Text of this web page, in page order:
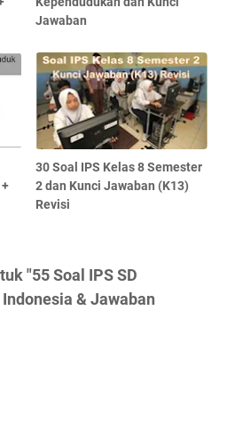
Jawaban
30 Soal IPS Kelas 8 Semester
2 dan Kunci Jawaban (K13)
Revisi
"55 Soal IPS SD
& Jawaban